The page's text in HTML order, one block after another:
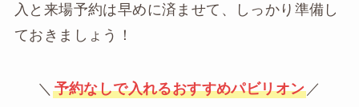
入と来場予約は早めに済ませて、しっかり準備し
ておきましょう！
＼ 予約なしで入れるおすすめパビリオン ／